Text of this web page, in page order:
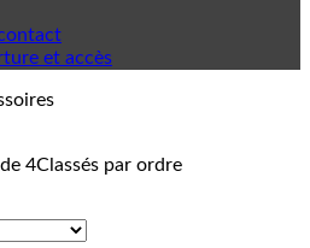
et accès
4Classés par ordre